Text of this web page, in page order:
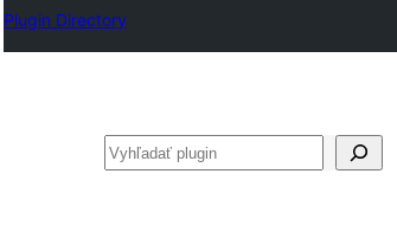
Plugin Directory
Hľadať